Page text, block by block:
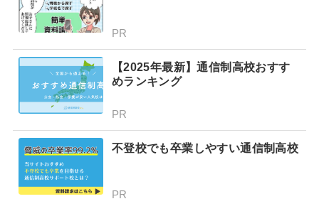
PR
【2025年最新】通信制高校おすす
めランキング
PR
不登校でも卒業しやすい通信制高校
PR